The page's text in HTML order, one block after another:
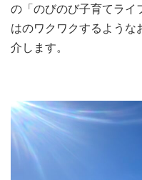
の「のびのび子育てライ
はのワクワクするよう
介します。